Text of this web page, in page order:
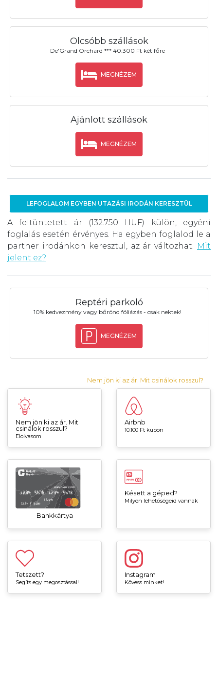
Olcsóbb szállások
De'Grand Orchard *** 40.300 Ft két főre
MEGNÉZEM
Ajánlott szállások
MEGNÉZEM
LEFOGLALOM EGYBEN UTAZÁSI IRODÁN KERESZTÜL
A feltüntetett ár (132.750 HUF) külön, egyéni
foglalás esetén érvényes. Ha egyben foglalod le a
partner irodánkon keresztül, az ár változhat. Mit
jelent ez?
Reptéri parkoló
10% kedvezmény vagy bőrönd fóliázás - csak nektek!
MEGNÉZEM
Nem jön ki az ár. Mit csinálok rosszul?
Nem jön ki az ár. Mit
csinálok rosszul?
Elolvasom
Airbnb
10.100 Ft kupon
Bankkártya
Késett a géped?
Milyen lehetőségeid vannak
Tetszett?
Segíts egy megosztással!
Instagram
Kövess minket!